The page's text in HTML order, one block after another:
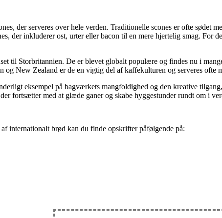
der serveres over hele verden. Traditionelle scones er ofte
der inkluderer ost, urter eller bacon til en mere hjertelig smag.
til Storbritannien. De er blevet globalt populære og findes nu i
og New Zealand er de en vigtig del af kaffekulturen og serveres ofte
eksempel på bagværkets mangfoldighed og den kreative
fortsætter med at glæde ganer og skabe hyggestunder rundt om i
internationalt brød kan du finde opskrifter påfølgende på: